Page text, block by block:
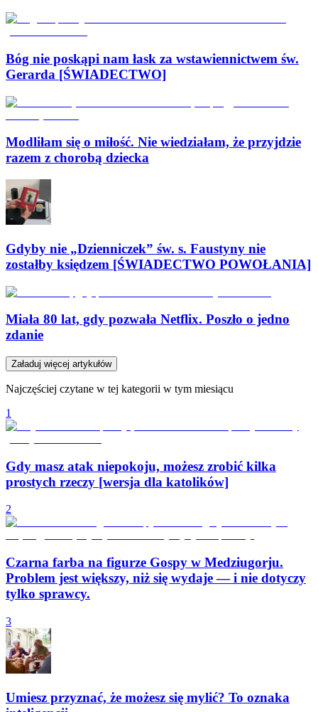
Bóg nie poskąpi nam łask za wstawiennictwem św.
Gerarda [ŚWIADECTWO]
Modliłam się o miłość. Nie wiedziałam, że przyjdzie
razem z chorobą dziecka
Gdyby nie „Dzienniczek” św. s. Faustyny nie
zostałby księdzem [ŚWIADECTWO POWOŁANIA]
Miała 80 lat, gdy pozwała Netflix. Poszło o jedno
zdanie
Załaduj więcej artykułów
Najczęściej czytane w tej kategorii w tym miesiącu
1
Gdy masz atak niepokoju, możesz zrobić kilka
prostych rzeczy [wersja dla katolików]
2
Czarna farba na figurze Gospy w Medziugorju.
Problem jest większy, niż się wydaje — i nie dotyczy
tylko sprawcy.
3
Umiesz przyznać, że możesz się mylić? To oznaka